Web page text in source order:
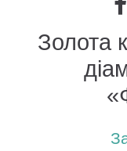
Золота